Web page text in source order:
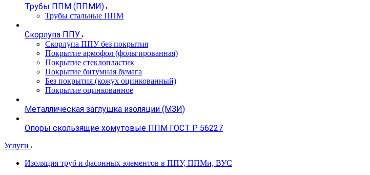
Трубы ППМ (ППМИ)
Трубы стальные ППМ
Скорлупа ППУ
Скорлупа ППУ без покрытия
Покрытие армофол (фольгированная)
Покрытие стеклопластик
Покрытие битумная бумага
Без покрытия (кожух оцинкованный)
Покрытие оцинкованное
Металлическая заглушка изоляции (МЗИ)
Опоры скользящие хомутовые ППМ ГОСТ Р 56227
Услуги
Изоляция труб и фасонных элементов в ППУ, ППМи, ВУС